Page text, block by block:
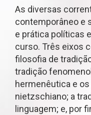
As diversas
contemporâneo e
e prática políticas
curso. Três eixos
filosofia de
tradição
hermenêutica e
nietzschiano; a
linguagem; e, por